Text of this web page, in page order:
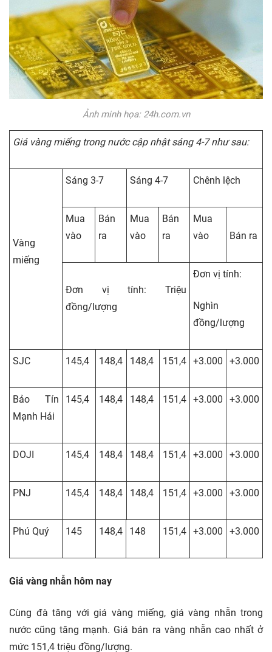
Ảnh minh họa: 24h.com.vn
Giá vàng miếng trong nước cập nhật sáng 4-7 như sau:
Vàng
miếng
Sáng 3-7 Sáng 4-7 Chênh lệch
Mua
vào
Bán
ra
Mua
vào
Bán
ra
Mua
vào
Bán ra
Đơn vị tính: Triệu
đồng/lượng
Đơn vị tính:
Nghìn
đồng/lượng
SJC 145,4 148,4 148,4 151,4 +3.000 +3.000
Bảo Tín
Mạnh Hải
145,4 148,4 148,4 151,4 +3.000 +3.000
DOJI 145,4 148,4 148,4 151,4 +3.000 +3.000
PNJ 145,4 148,4 148,4 151,4 +3.000 +3.000
Phú Quý 145 148,4 148 151,4 +3.000 +3.000
Giá vàng nhẫn hôm nay
Cùng đà tăng với giá vàng miếng, giá vàng nhẫn trong
nước cũng tăng mạnh. Giá bán ra vàng nhẫn cao nhất ở
mức 151,4 triệu đồng/lượng.